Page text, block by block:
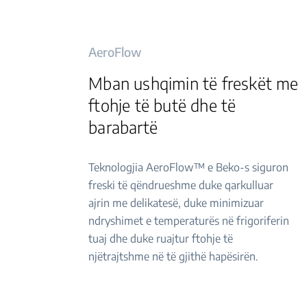
AeroFlow
Mban ushqimin të freskët me
ftohje të butë dhe të
barabartë
Teknologjia AeroFlow™ e Beko-s siguron
freski të qëndrueshme duke qarkulluar
ajrin me delikatesë, duke minimizuar
ndryshimet e temperaturës në frigoriferin
tuaj dhe duke ruajtur ftohje të
njëtrajtshme në të gjithë hapësirën.